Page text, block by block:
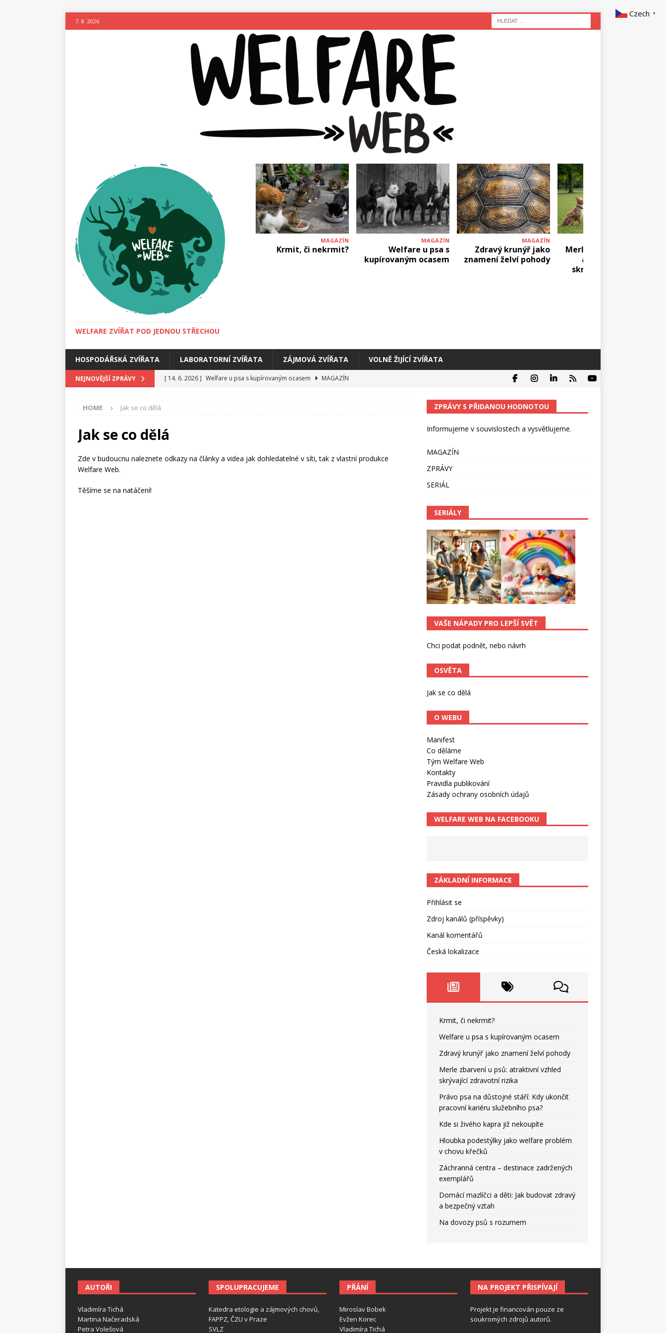
7. 8. 2026
WELFARE ZVÍŘAT POD JEDNOU STŘECHOU
MAGAZÍN
Krmit, či nekrmit?
MAGAZÍN
Welfare u psa s
kupírovaným ocasem
MAGAZÍN
Zdravý krunýř jako
znamení želví pohody
Merle zbarvení u psů:
atraktivní vzhled
skrývající zdravotní
HOSPODÁŘSKÁ ZVÍŘATA LABORATORNÍ ZVÍŘATA ZÁJMOVÁ ZVÍŘATA VOLNĚ ŽIJÍCÍ ZVÍŘATA
NEJNOVĚJŠÍ ZPRÁVY [ 14. 6. 2026 ] Welfare u psa s kupírovaným ocasem
MAGAZÍN
MAGAZÍN
psa?
MAGAZÍN
HOME Jak se co dělá
Jak se co dělá
Zde v budoucnu naleznete odkazy na články a videa jak dohledatelné v síti, tak z vlastní produkce
Welfare Web.
Těšíme se na natáčení!
ZPRÁVY S PŘIDANOU HODNOTOU
Informujeme v souvislostech a vysvětlujeme.
MAGAZÍN
ZPRÁVY
SERIÁL
SERIÁLY
VAŠE NÁPADY PRO LEPŠÍ SVĚT
Chci podat podnět, nebo návrh
OSVĚTA
Jak se co dělá
O WEBU
Manifest
Co děláme
Tým Welfare Web
Kontakty
Pravidla publikování
Zásady ochrany osobních údajů
WELFARE WEB NA FACEBOOKU
ZÁKLADNÍ INFORMACE
Přihlásit se
Zdroj kanálů (příspěvky)
Kanál komentářů
Česká lokalizace
Krmit, či nekrmit?
Welfare u psa s kupírovaným ocasem
Zdravý krunýř jako znamení želví pohody
Merle zbarvení u psů: atraktivní vzhled
skrývající zdravotní rizika
Právo psa na důstojné stáří: Kdy ukončit
pracovní kariéru služebního psa?
Kde si živého kapra již nekoupíte
Hloubka podestýlky jako welfare problém
v chovu křečků
Záchranná centra – destinace zadržených
exemplářů
Domácí mazlíčci a děti: Jak budovat zdravý
a bezpečný vztah
Na dovozy psů s rozumem
AUTOŘI
Vladimíra Tichá
Martina Načeradská
Petra Volešová
SPOLUPRACUJEME
Katedra etologie a zájmových chovů,
FAPPZ, ČZU v Praze
SVLZ
PŘÁNÍ
Miroslav Bobek
Evžen Korec
Vladimíra Tichá
NA PROJEKT PŘISPÍVAJÍ
Projekt je financován pouze ze
soukromých zdrojů autorů.
Czech ▼